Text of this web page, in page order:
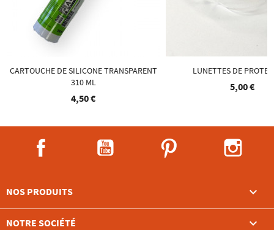
CARTOUCHE DE SILICONE TRANSPARENT
310 ML
4,50 €
LUNETTES DE
5,00 €
NOS PRODUITS 
NOTRE SOCIÉTÉ 